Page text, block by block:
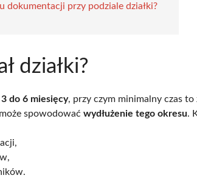
dokumentacji przy podziale działki?
działki?
3 do 6 miesięcy, przy czym minimalny czas to
spowodować wydłużenie tego okresu.